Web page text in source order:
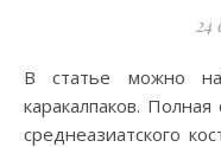
24
В статье можно найти сведения по этнографии
каракалпаков.
среднеазиатского